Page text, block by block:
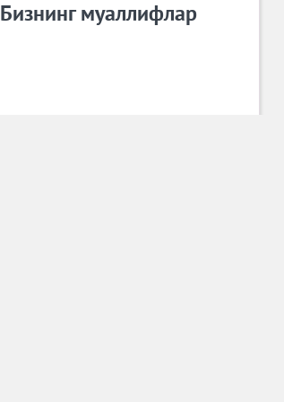
Бизнинг муаллифлар